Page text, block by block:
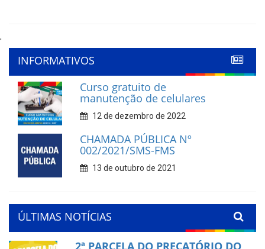
'
INFORMATIVOS
Curso gratuito de
manutenção de celulares
12 de dezembro de 2022
CHAMADA PÚBLICA Nº
002/2021/SMS-FMS
13 de outubro de 2021
ÚLTIMAS NOTÍCIAS
2ª PARCELA DO PRECATÓRIO DO